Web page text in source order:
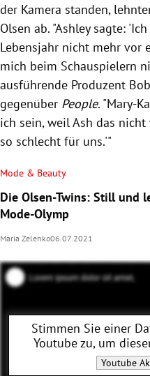
der Kamera standen,
Olsen ab. "Ashley sagte:
Lebensjahr nicht mehr vor
mich beim Schauspielern
ausführende Produzent
gegenüber People. "Mary-
ich sein, weil Ash das
so schlecht für uns.'"
Mode & Beauty
Die Olsen-Twins: Still und
Mode-Olymp
Maria Zelenko06.07.2021
Stimmen Sie einer
Youtubezu, um
Youtube